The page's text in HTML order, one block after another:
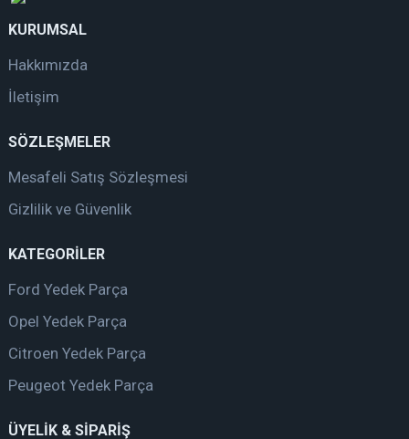
KURUMSAL
Hakkımızda
İletişim
SÖZLEŞMELER
Mesafeli Satış Sözleşmesi
Gizlilik ve Güvenlik
KATEGORİLER
Ford Yedek Parça
Opel Yedek Parça
Citroen Yedek Parça
Peugeot Yedek Parça
ÜYELİK & SİPARİŞ